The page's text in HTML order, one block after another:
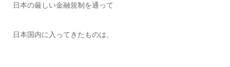
日本の厳しい金融規制を通って
日本国内に入ってきたものは、